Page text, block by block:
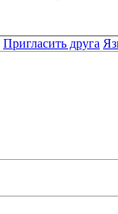
Пригласить друга